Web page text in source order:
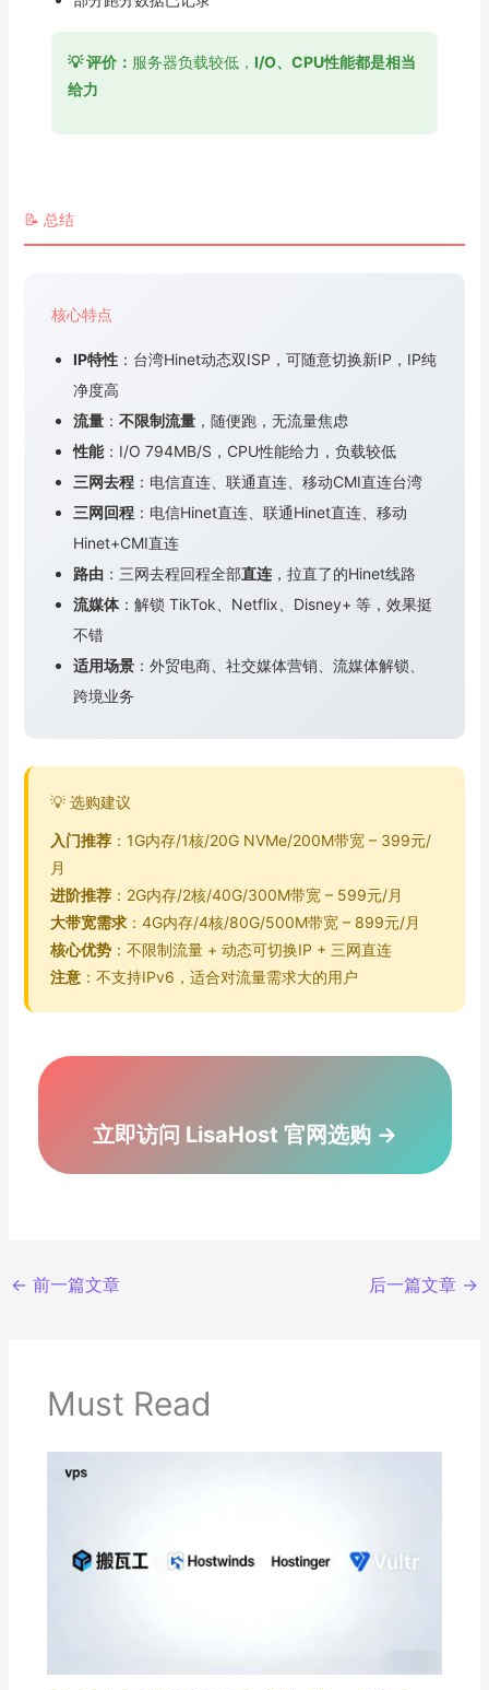
💡 评价： 服务器负载较低， I/O、CPU性能都是相当
给力
📝 总结
核心特点
IP特性：台湾Hinet动态双ISP，可随意切换新IP，IP纯
净度高
流量： 不限制流量，随便跑，无流量焦虑
性能：I/O 794MB/S，CPU性能给力，负载较低
三网去程：电信直连、联通直连、移动CMI直连台湾
三网回程：电信Hinet直连、联通Hinet直连、移动
Hinet+CMI直连
路由：三网去程回程全部直连，拉直了的Hinet线路
流媒体：解锁 TikTok、Netflix、Disney+ 等，效果挺
不错
适用场景：外贸电商、社交媒体营销、流媒体解锁、
跨境业务
💡 选购建议
入门推荐：1G内存/1核/20G NVMe/200M带宽 – 399元/
月
进阶推荐：2G内存/2核/40G/300M带宽 – 599元/月
大带宽需求：4G内存/4核/80G/500M带宽 – 899元/月
核心优势：不限制流量 + 动态可切换IP + 三网直连
注意：不支持IPv6，适合对流量需求大的用户
立即访问 LisaHost 官网选购 →
← 前一篇文章 后一篇文章 →
Must Read